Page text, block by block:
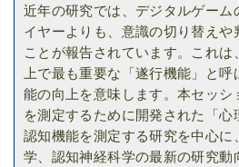
近年の研究では、デジタルゲーム
イヤーよりも、意識の切り替えや
ことが報告されています。これは
上で最も重要な「遂行機能」と
能の向上を意味します。本セッシ
を測定するために開発された「
認知機能を測定する研究を中心に
学、認知神経科学の最新の研究動